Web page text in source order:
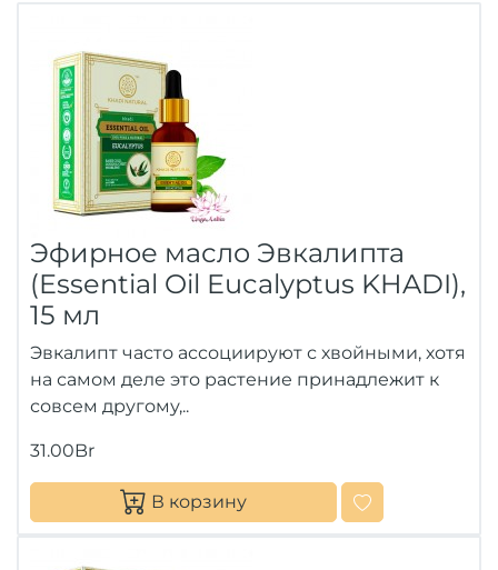
Эфирное масло Эвкалипта
(Essential Oil Eucalyptus KHADI),
15 мл
Эвкалипт часто ассоциируют с хвойными, хотя
на самом деле это растение принадлежит к
совсем другому,..
31.00Br
В корзину